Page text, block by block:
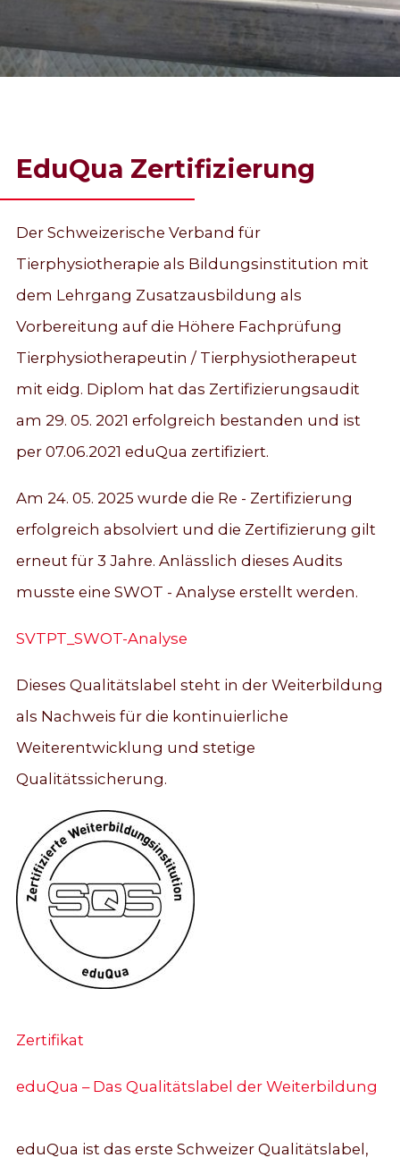
EduQua Zertifizierung
Der Schweizerische Verband für
Tierphysiotherapie als Bildungsinstitution mit
dem Lehrgang Zusatzausbildung als
Vorbereitung auf die Höhere Fachprüfung
Tierphysiotherapeutin / Tierphysiotherapeut
mit eidg. Diplom hat das Zertifizierungsaudit
am 29. 05. 2021 erfolgreich bestanden und ist
per 07.06.2021 eduQua zertifiziert.
Am 24. 05. 2025 wurde die Re - Zertifizierung
erfolgreich absolviert und die Zertifizierung gilt
erneut für 3 Jahre. Anlässlich dieses Audits
musste eine SWOT - Analyse erstellt werden.
SVTPT_SWOT-Analyse
Dieses Qualitätslabel steht in der Weiterbildung
als Nachweis für die kontinuierliche
Weiterentwicklung und stetige
Qualitätssicherung.
Zertifikat
eduQua – Das Qualitätslabel der Weiterbildung
eduQua ist das erste Schweizer Qualitätslabel,